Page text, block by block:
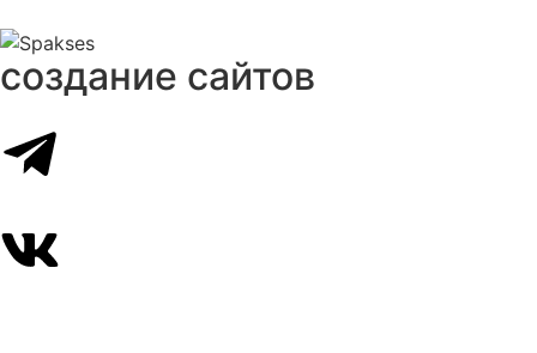
создание сайтов